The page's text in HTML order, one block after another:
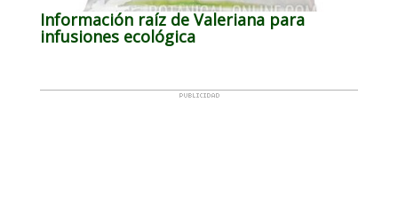
Información raíz de Valeriana para
infusiones ecológica